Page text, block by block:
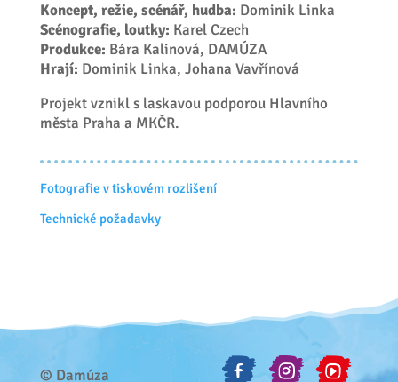
Koncept, režie, scénář, hudba: Dominik Linka
Scénografie, loutky: Karel Czech
Produkce: Bára Kalinová, DAMÚZA
Hrají: Dominik Linka, Johana Vavřínová
Projekt vznikl s laskavou podporou Hlavního
města Praha a MKČR.
Fotografie v tiskovém rozlišení
Technické požadavky
© Damúza